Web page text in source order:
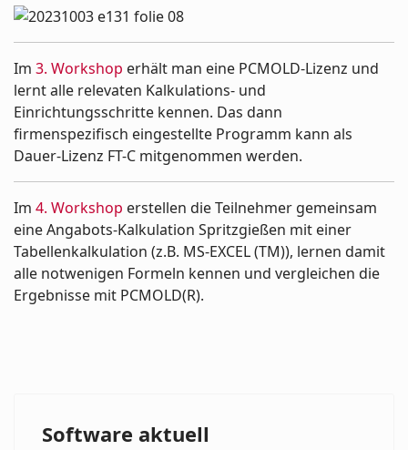
Im 3. Workshop erhält man eine PCMOLD-Lizenz und
lernt alle relevaten Kalkulations- und
Einrichtungsschritte kennen. Das dann
firmenspezifisch eingestellte Programm kann als
Dauer-Lizenz FT-C mitgenommen werden.
Im 4. Workshop erstellen die Teilnehmer gemeinsam
eine Angabots-Kalkulation Spritzgießen mit einer
Tabellenkalkulation (z.B. MS-EXCEL (TM)), lernen damit
alle notwenigen Formeln kennen und vergleichen die
Ergebnisse mit PCMOLD(R).
Software aktuell